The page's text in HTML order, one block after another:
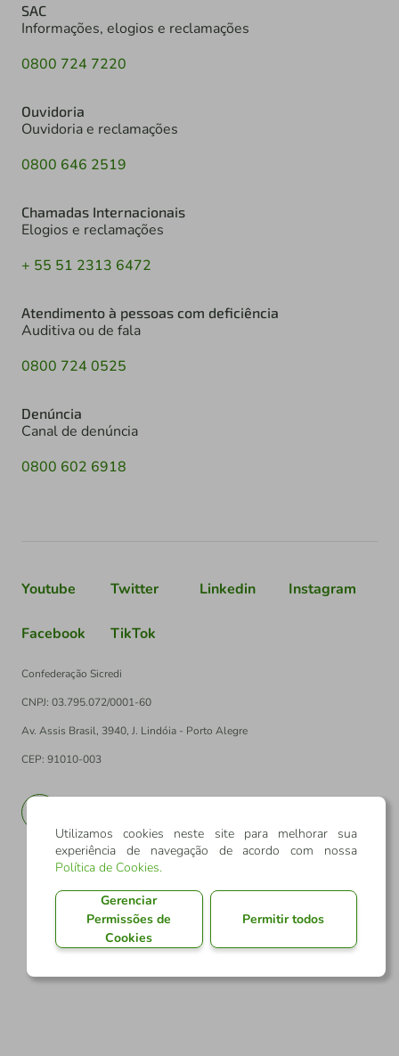
SAC
Informações, elogios e reclamações
0800 724 7220
Ouvidoria
Ouvidoria e reclamações
0800 646 2519
Chamadas Internacionais
Elogios e reclamações
+ 55 51 2313 6472
Atendimento à pessoas com deficiência
Auditiva ou de fala
0800 724 0525
Denúncia
Canal de denúncia
0800 602 6918
Youtube Twitter Linkedin Instagram
Facebook TikTok
Confederação Sicredi
CNPJ: 03.795.072/0001-60
Av. Assis Brasil, 3940, J. Lindóia - Porto Alegre
CEP: 91010-003
Utilizamos cookies neste site para melhorar sua
experiência de navegação de acordo com nossa
Política de Cookies.
Gerenciar
Permissões de
Cookies
Permitir todos